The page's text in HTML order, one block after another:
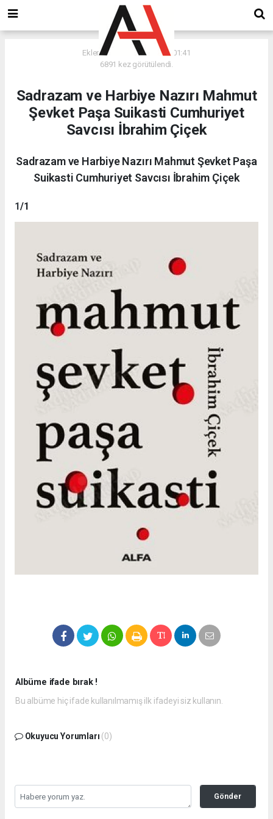
Ekleme Tarihi: 28.12.2025 - 01:41
6891 kez görütülendi.
Sadrazam ve Harbiye Nazırı Mahmut
Şevket Paşa Suikasti Cumhuriyet
Savcısı İbrahim Çiçek
Sadrazam ve Harbiye Nazırı Mahmut Şevket Paşa
Suikasti Cumhuriyet Savcısı İbrahim Çiçek
1/1
Albüme ifade bırak !
Bu albüme hiç ifade kullanılmamış ilk ifadeyi siz kullanın.
Okuyucu Yorumları (0)
Gönder